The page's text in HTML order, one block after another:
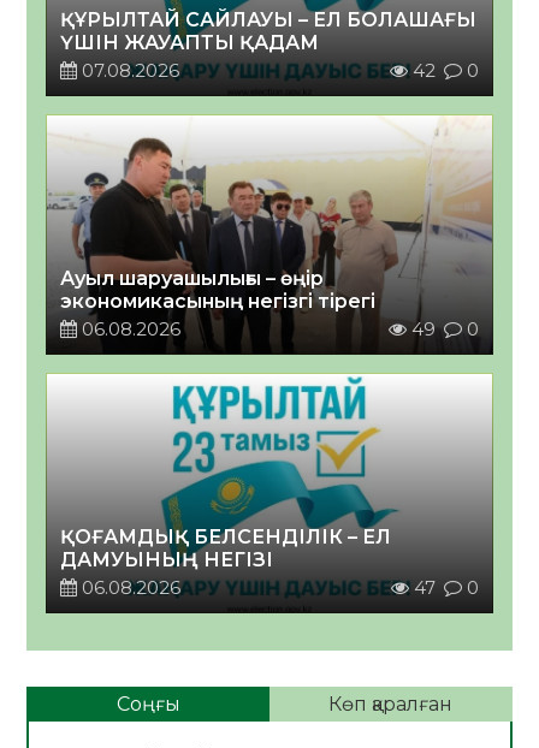
ҚҰРЫЛТАЙ САЙЛАУЫ – ЕЛ БОЛАШАҒЫ
ҮШІН ЖАУАПТЫ ҚАДАМ
07.08.2026
42 0
Ауыл шаруашылығы – өңір
экономикасының негізгі тірегі
06.08.2026
49 0
ҚОҒАМДЫҚ БЕЛСЕНДІЛІК – ЕЛ
ДАМУЫНЫҢ НЕГІЗІ
06.08.2026
47 0
Соңғы Көп қаралған